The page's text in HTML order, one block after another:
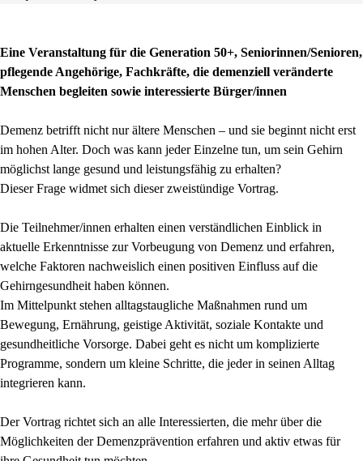
Eine Veranstaltung für die Generation 50+, Seniorinnen/Senioren,
pflegende Angehörige, Fachkräfte, die demenziell veränderte
Menschen begleiten sowie interessierte Bürger/innen
Demenz betrifft nicht nur ältere Menschen – und sie beginnt nicht erst
im hohen Alter. Doch was kann jeder Einzelne tun, um sein Gehirn
möglichst lange gesund und leistungsfähig zu erhalten?
Dieser Frage widmet sich dieser zweistündige Vortrag.
Die Teilnehmer/innen erhalten einen verständlichen Einblick in
aktuelle Erkenntnisse zur Vorbeugung von Demenz und erfahren,
welche Faktoren nachweislich einen positiven Einfluss auf die
Gehirngesundheit haben können.
Im Mittelpunkt stehen alltagstaugliche Maßnahmen rund um
Bewegung, Ernährung, geistige Aktivität, soziale Kontakte und
gesundheitliche Vorsorge. Dabei geht es nicht um komplizierte
Programme, sondern um kleine Schritte, die jeder in seinen Alltag
integrieren kann.
Der Vortrag richtet sich an alle Interessierten, die mehr über die
Möglichkeiten der Demenzprävention erfahren und aktiv etwas für